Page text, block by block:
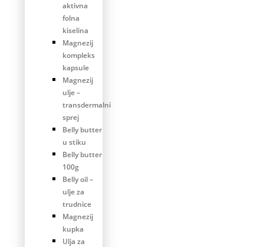
aktivna
folna
kiselina
Magnezij
kompleks
kapsule
Magnezij
ulje –
transdermalni
sprej
Belly butter
u stiku
Belly butter
100g
Belly oil –
ulje za
trudnice
Magnezij
kupka
Ulja za